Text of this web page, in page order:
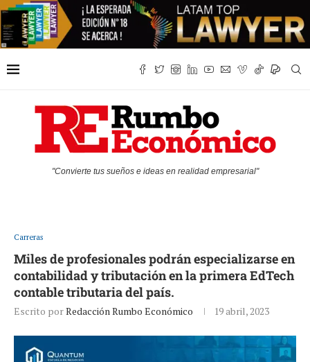
"Convierte tus sueños e ideas en realidad empresarial"
Carreras
Miles de profesionales podrán especializarse en
contabilidad y tributación en la primera EdTech
contable tributaria del país.
Escrito porRedacción Rumbo Económico 19 abril, 2023